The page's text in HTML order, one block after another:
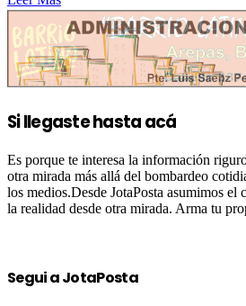
Si llegaste hasta acá
Es porque te interesa la información
otra mirada más allá del bombardeo
los medios.Desde JotaPosta asumimos el
la realidad desde otra mirada. Arma tu
Segui a JotaPosta